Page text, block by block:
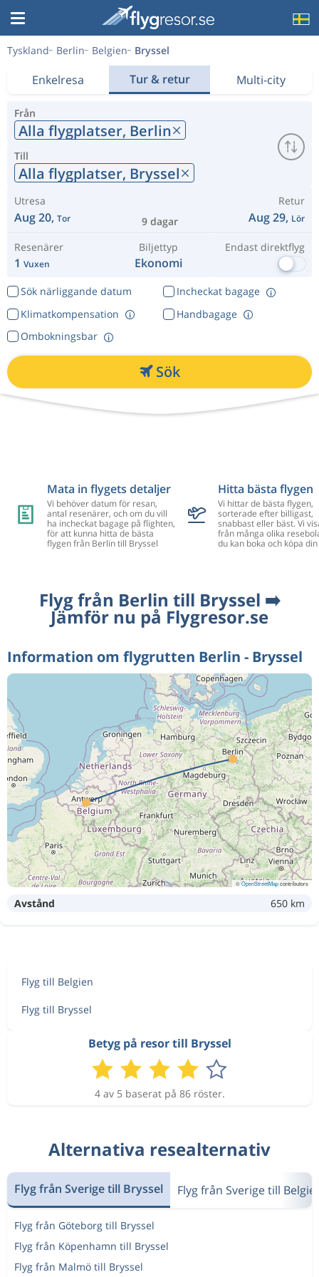
Tyskland Berlin Belgien Bryssel
Enkelresa Tur & retur Multi-city
Från
Alla flygplatser, Berlin
Till
Alla flygplatser, Bryssel
Utresa
Aug 20, Tor 9 dagar
Retur
Aug 29, Lör
Resenärer
1 Vuxen
Biljettyp
Ekonomi
Endast direktflyg
Sök närliggande datum
Incheckat bagage
Klimatkompensation
Ombokningsbar
Handbagage
Sök
Mata in flygets detaljer
Vi behöver datum för resan,
antal resenärer, och om du vill
ha incheckat bagage på flighten,
för att kunna hitta de bästa
flygen från Berlin till Bryssel
Hitta bästa flygen
Vi hittar de bästa flygen,
sorterade efter billigast,
snabbast eller bäst. Vi
från många olika
du kan boka och köpa
Flyg från Berlin till Bryssel ➡️
Jämför nu på Flygresor.se
Information om flygrutten Berlin - Bryssel
©OpenStreetMapcontributors
Avstånd 650 km
Flyg till Belgien
Flyg till Bryssel
Betyg på resor till Bryssel
4 av 5 baserat på 86 röster.
Alternativa resealternativ
Flyg från Sverige till Bryssel Flyg från Sverige till
Flyg från Göteborg till Bryssel
Flyg från Köpenhamn till Bryssel
Flyg från Malmö till Bryssel